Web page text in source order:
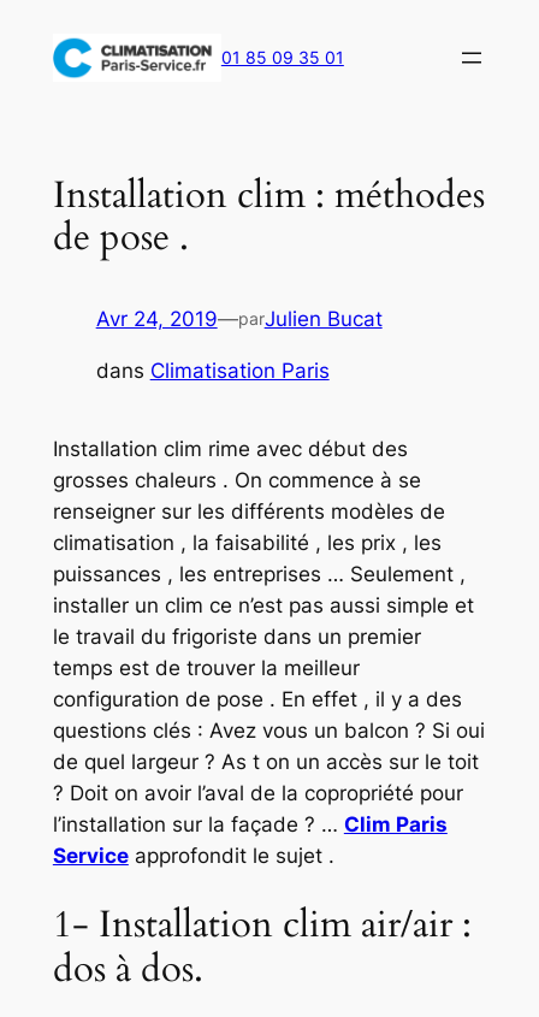
01 85 09 35 01
Installation clim : méthodes
de pose .
Avr 24, 2019—parJulien Bucat
dans Climatisation Paris
Installation clim rime avec début des
grosses chaleurs . On commence à se
renseigner sur les différents modèles de
climatisation , la faisabilité , les prix , les
puissances , les entreprises … Seulement ,
installer un clim ce n’est pas aussi simple et
le travail du frigoriste dans un premier
temps est de trouver la meilleur
configuration de pose . En effet , il y a des
questions clés : Avez vous un balcon ? Si oui
de quel largeur ? As t on un accès sur le toit
? Doit on avoir l’aval de la copropriété pour
l’installation sur la façade ? … Clim Paris
Serviceapprofondit le sujet .
1- Installation clim air/air :
dos à dos.